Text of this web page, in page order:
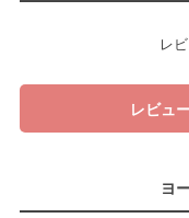
レ
レビュ
ヨ